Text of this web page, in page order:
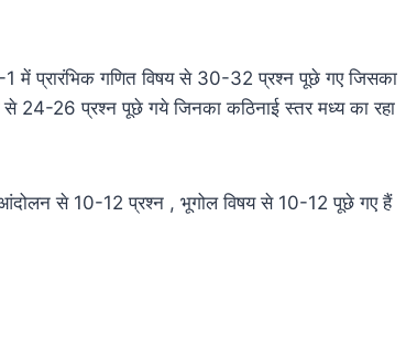
1 में प्रारंभिक गणित विषय से 30-32 प्रश्न पूछे गए जिसका
से 24-26 प्रश्न पूछे गये जिनका कठिनाई स्तर मध्य का रहा
आंदोलन से 10-12 प्रश्न , भूगोल विषय से 10-12 पूछे गए हैं